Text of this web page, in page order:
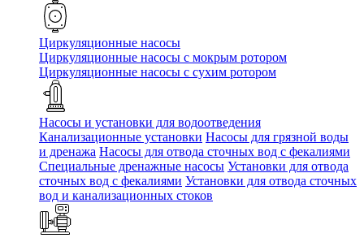
Циркуляционные насосы
Циркуляционные насосы с мокрым ротором
Циркуляционные насосы с сухим ротором
Насосы и установки для водоотведения
Канализационные установки Насосы для грязной воды
и дренажа Насосы для отвода сточных вод c фекалиями
Специальные дренажные насосы Установки для отвода
сточных вод c фекалиями Установки для отвода сточных
вод и канализационных стоков